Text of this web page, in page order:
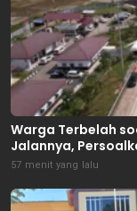
Warga Terbelah
Jalannya,
57 menit yang lalu